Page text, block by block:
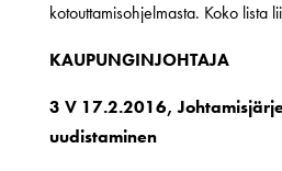
kotouttamisohjelmasta. Koko lista
KAUPUNGINJOHTAJA
3 V 17.2.2016,
uudistaminen